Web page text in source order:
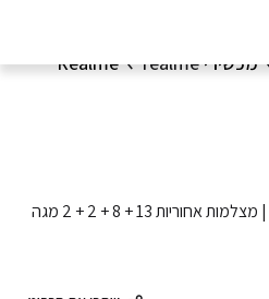
מכשירי Realmerealme
realme C15 | מסך "6.5 | זיכרון 64GB | מצלמות אחוריות 13 + 8 + 2 + 2 מגה